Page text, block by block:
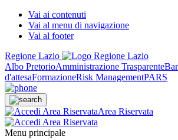
Vai ai contenuti
Vai al menu di navigazione
Vai al footer
Regione Lazio
Albo PretorioAmministrazione Trasparente
d'attesaFormazioneRisk ManagementPARS
Area Riservata
Menu principale